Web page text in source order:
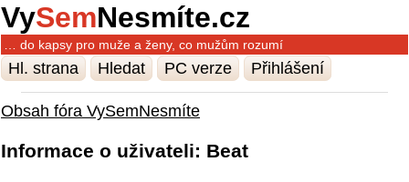
VySemNesmíte.cz
… do kapsy pro muže a ženy, co mužům rozumí
Hl. strana Hledat PC verze Přihlášení
Obsah fóra VySemNesmíte
Informace o uživateli: Beat